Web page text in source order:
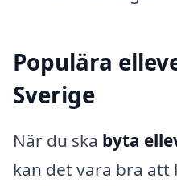
Populära
Sverige
När du ska byta
kan det vara bra att